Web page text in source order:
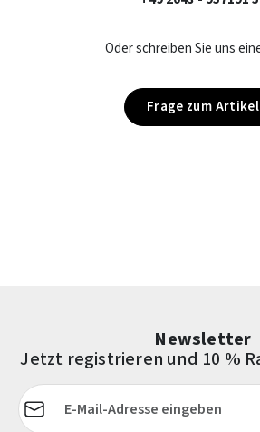
Oder schreiben Sie uns
Frage zum Artikel
Newsletter
Jetzt registrieren und 10 %
E-Mail-Adresse*